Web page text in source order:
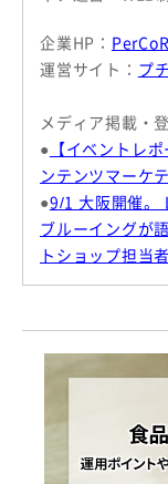
企業HP：
運営サイト： プ
メディア掲載・
● 【イベントレ
ンテンツマーケ
●9/1 大阪開催。
ブルーイングが
トショップ担当